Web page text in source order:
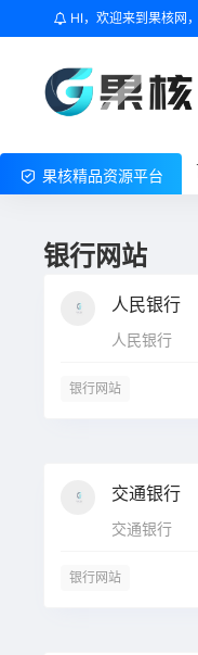
HI，欢迎来到果核网
果核精品资源平台
银行网站
人民银行
人民银行
银行网站
交通银行
交通银行
银行网站